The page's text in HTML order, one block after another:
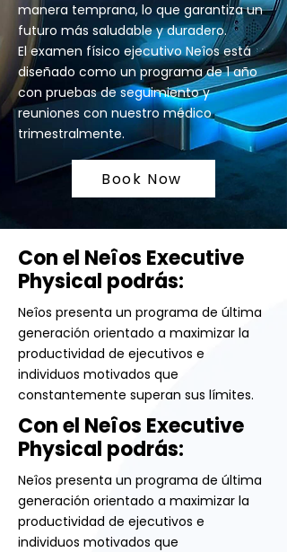
manera temprana, lo que garantiza un
futuro más saludable y duradero.
El examen físico ejecutivo Neîos está
diseñado como un programa de 1 año
con pruebas de seguimiento y
reuniones con nuestro médico
trimestralmente.
Book Now
Con el Neîos Executive
Physical podrás:
Neîos presenta un programa de última
generación orientado a maximizar la
productividad de ejecutivos e
individuos motivados que
constantemente superan sus límites.
Con el Neîos Executive
Physical podrás:
Neîos presenta un programa de última
generación orientado a maximizar la
productividad de ejecutivos e
individuos motivados que